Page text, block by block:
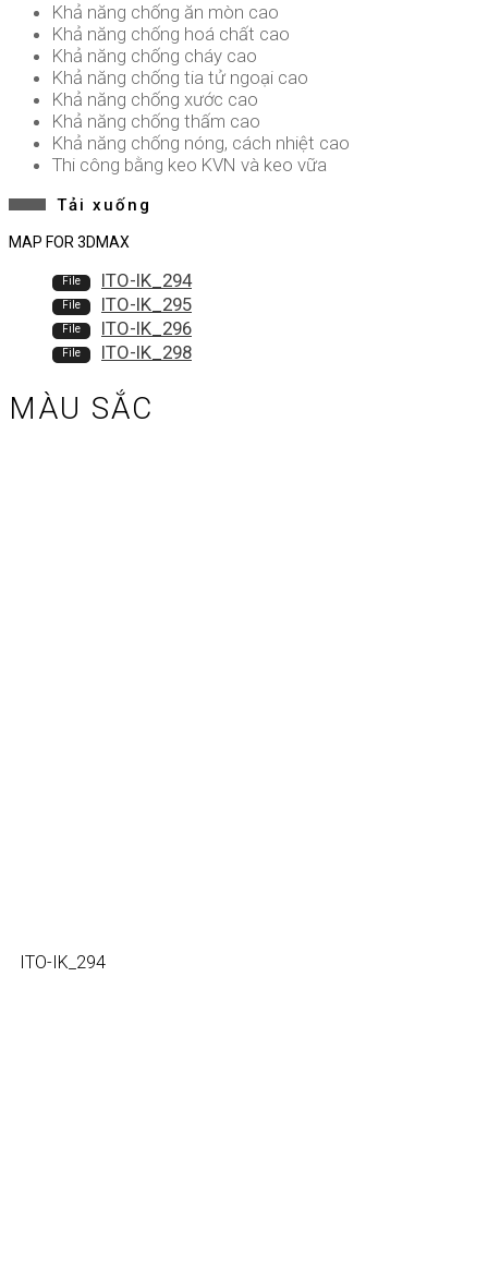
Khả năng chống ăn mòn cao
Khả năng chống hoá chất cao
Khả năng chống cháy cao
Khả năng chống tia tử ngoại cao
Khả năng chống xước cao
Khả năng chống thấm cao
Khả năng chống nóng, cách nhiệt cao
Thi công bằng keo KVN và keo vữa
Tải xuống
MAP FOR 3DMAX
ITO-IK_294
ITO-IK_295
ITO-IK_296
ITO-IK_298
MÀU SẮC
ITO-IK_294